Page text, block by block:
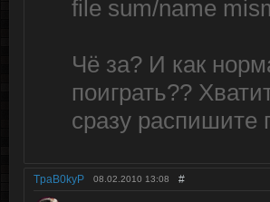
file sum/name
Чё за? И как
поиграть??
сразу распишите
TpaB0kyP 08.02.2010 13:08 #